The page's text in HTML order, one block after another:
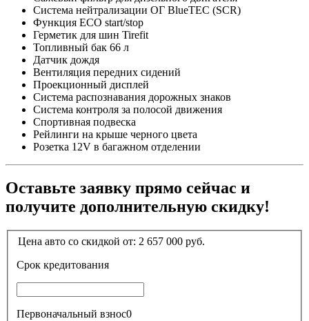
Система нейтрализации ОГ BlueTEC (SCR)
Функция ECO start/stop
Герметик для шин Tirefit
Топливный бак 66 л
Датчик дождя
Вентиляция передних сидений
Проекционный дисплей
Система распознавания дорожных знаков
Система контроля за полосой движения
Спортивная подвеска
Рейлинги на крыше черного цвета
Розетка 12V в багажном отделении
Оставьте заявку прямо сейчас и
получите дополнительную скидку!
Цена авто со скидкой от: 2 657 000 руб.
Срок кредитования
Первоначальный взнос0